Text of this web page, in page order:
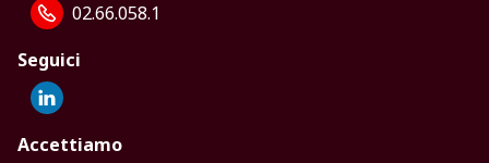
02.66.058.1
Seguici
Accettiamo